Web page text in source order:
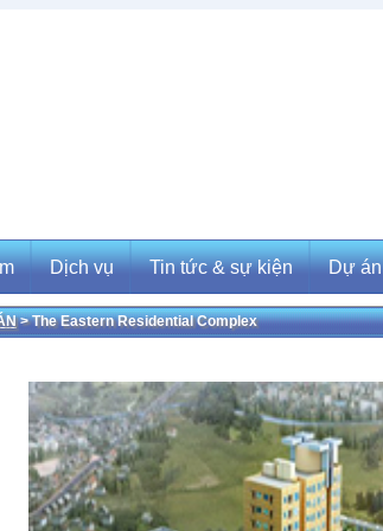
Dịch vụ
Dịch vụ
Tin tức & sự kiện
Tin tức & sự kiện
Dự án
Dự án
> The Eastern Residential Complex